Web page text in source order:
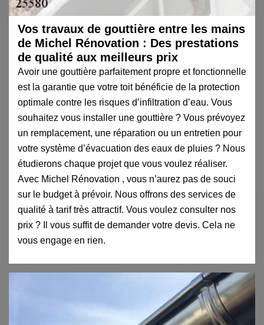
Vos travaux de gouttière entre les mains
de Michel Rénovation : Des prestations
de qualité aux meilleurs prix
Avoir une gouttière parfaitement propre et fonctionnelle
est la garantie que votre toit bénéficie de la protection
optimale contre les risques d’infiltration d’eau. Vous
souhaitez vous installer une gouttière ? Vous prévoyez
un remplacement, une réparation ou un entretien pour
votre système d’évacuation des eaux de pluies ? Nous
étudierons chaque projet que vous voulez réaliser.
Avec Michel Rénovation , vous n’aurez pas de souci
sur le budget à prévoir. Nous offrons des services de
qualité à tarif très attractif. Vous voulez consulter nos
prix ? Il vous suffit de demander votre devis. Cela ne
vous engage en rien.